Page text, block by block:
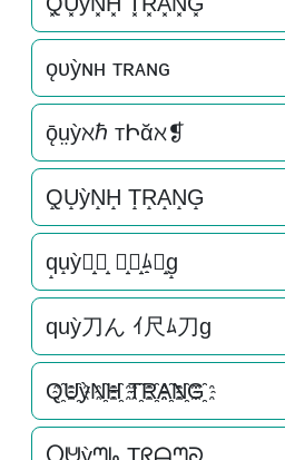
ǫᴜỳɴʜ ᴛʀᴀɴɢ
ǭṳỳℵℏ тԻᾰℵ❡
Q̝U̝ỳN̝H̝ T̝R̝A̝N̝G̝
q̝u̝ỳ刀̝ん̝ ｲ̝尺̝ﾑ̝刀̝g̝
quỳ刀ん ｲ尺ﾑ刀g
Q҈U҈ỳN҈H҈ T҈R҈A҈N҈G҈